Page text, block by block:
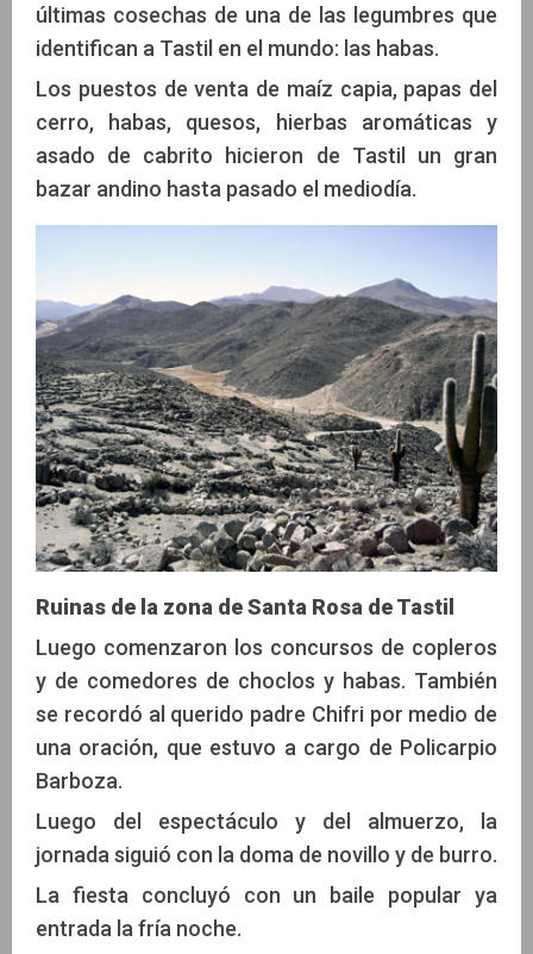
últimas cosechas de una de las legumbres que
identifican a Tastil en el mundo: las habas.
Los puestos de venta de maíz capia, papas del
cerro, habas, quesos, hierbas aromáticas y
asado de cabrito hicieron de Tastil un gran
bazar andino hasta pasado el mediodía.
Ruinas de la zona de Santa Rosa de Tastil
Luego comenzaron los concursos de copleros
y de comedores de choclos y habas. También
se recordó al querido padre Chifri por medio de
una oración, que estuvo a cargo de Policarpio
Barboza.
Luego del espectáculo y del almuerzo, la
jornada siguió con la doma de novillo y de burro.
La fiesta concluyó con un baile popular ya
entrada la fría noche.